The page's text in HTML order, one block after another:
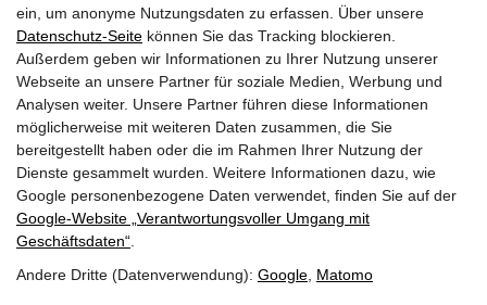
ein, um anonyme Nutzungsdaten zu erfassen. Über unsere
Datenschutz-Seite können Sie das Tracking blockieren.
Außerdem geben wir Informationen zu Ihrer Nutzung unserer
Webseite an unsere Partner für soziale Medien, Werbung und
Analysen weiter. Unsere Partner führen diese Informationen
möglicherweise mit weiteren Daten zusammen, die Sie
bereitgestellt haben oder die im Rahmen Ihrer Nutzung der
Dienste gesammelt wurden. Weitere Informationen dazu, wie
Google personenbezogene Daten verwendet, finden Sie auf der
Google‑Website „Verantwortungsvoller Umgang mit
Geschäftsdaten“
Andere Dritte (Datenverwendung): Google Matomo
proHolz Niederösterreich
Kosten:
Die Veranstaltung ist kostenfrei.
Zurück zur Übersicht
© 2026 | Dein Date mit Holz.powered byKOPPELHUBER² und